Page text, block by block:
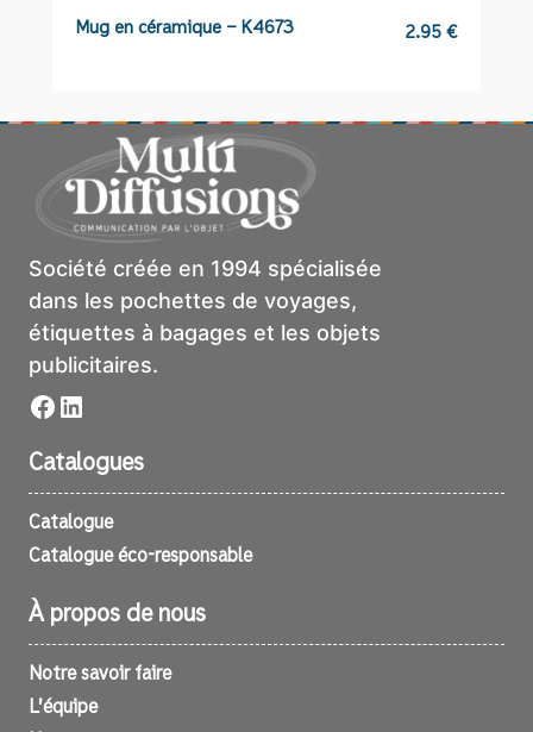
Mug en céramique – K4673 2.95€
Société créée en 1994 spécialisée
dans les pochettes de voyages,
étiquettes à bagages et les objets
publicitaires.
Facebook
LinkedIn
Catalogues
Catalogue
Catalogue éco-responsable
À propos de nous
Notre savoir faire
L’équipe